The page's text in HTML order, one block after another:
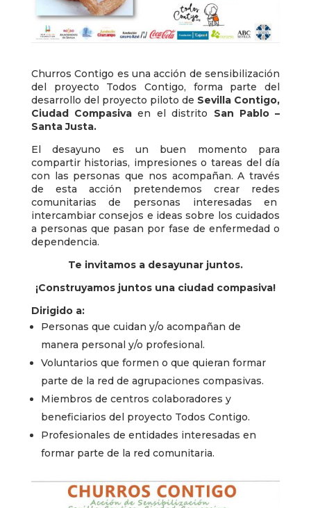
Churros Contigo es una acción de sensibilización
del proyecto Todos Contigo, forma parte del
desarrollo del proyecto piloto de Sevilla Contigo,
Ciudad Compasiva en el distrito San Pablo –
Santa Justa.
El desayuno es un buen momento para
compartir historias, impresiones o tareas del día
con las personas que nos acompañan. A través
de esta acción pretendemos crear redes
comunitarias de personas interesadas en
intercambiar consejos e ideas sobre los cuidados
a personas que pasan por fase de enfermedad o
dependencia.
Te invitamos a desayunar juntos.
¡Construyamos juntos una ciudad compasiva!
Dirigido a:
Personas que cuidan y/o acompañan de
manera personal y/o profesional.
Voluntarios que formen o que quieran formar
parte de la red de agrupaciones compasivas.
Miembros de centros colaboradores y
beneficiarios del proyecto Todos Contigo.
Profesionales de entidades interesadas en
formar parte de la red comunitaria.